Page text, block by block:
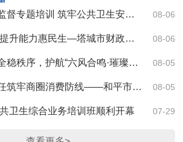
08-06
专题培训 筑牢公共卫生安全防线
08-06
生—塔城市财政局全力推进紧密型医共体建设项目
08-05
合鸣·璀璨塔城”2026新疆·塔城第六届手风琴文化国际艺术节
08-05
线——和平市场监管所开展商业综合体分行业专题合规培训
07-29
卫生综合业务培训班顺利开幕